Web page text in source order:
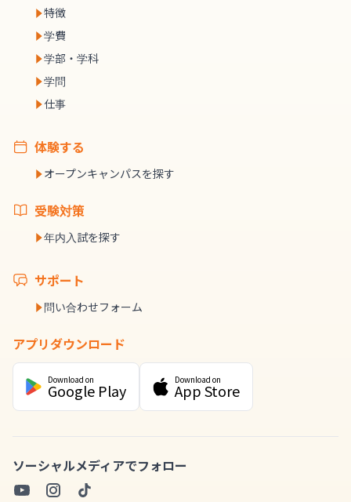
特徴
学費
学部・学科
学問
仕事
体験する
オープンキャンパスを探す
受験対策
年内入試を探す
サポート
問い合わせフォーム
アプリダウンロード
Download on
Google Play
Download on
App Store
ソーシャルメディアでフォロー